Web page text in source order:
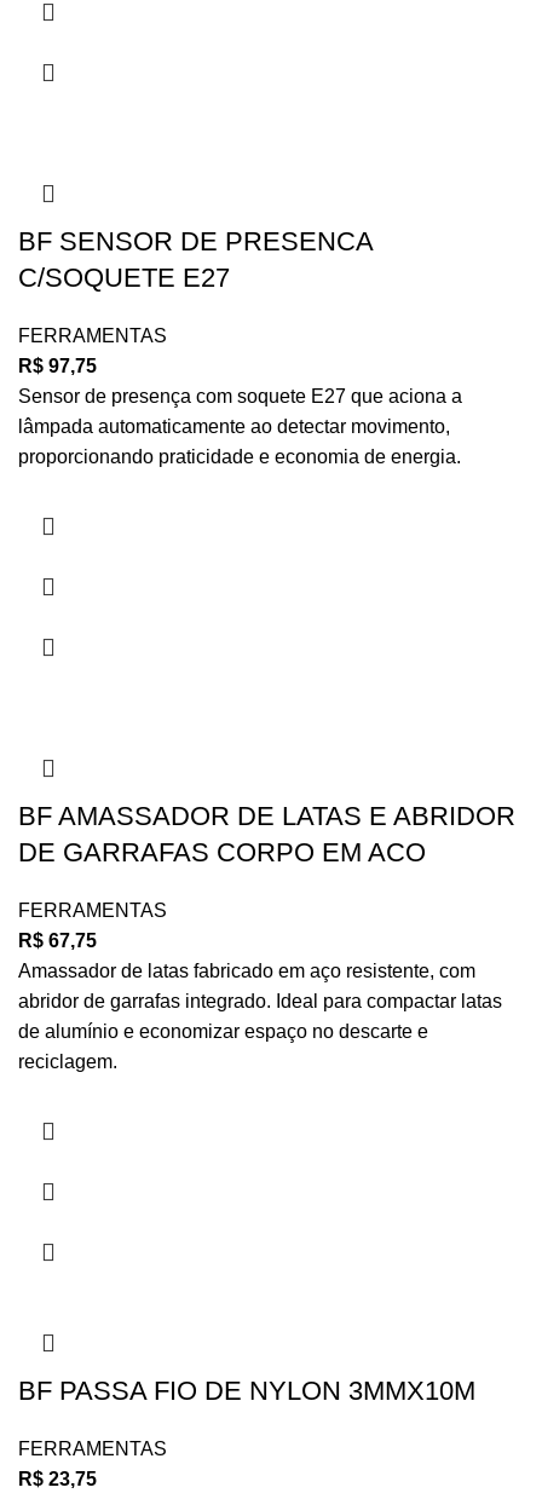
BF SENSOR DE PRESENCA
C/SOQUETE E27
FERRAMENTAS
R$ 97,75
Sensor de presença com soquete E27 que aciona a
lâmpada automaticamente ao detectar movimento,
proporcionando praticidade e economia de energia.
BF AMASSADOR DE LATAS E ABRIDOR
DE GARRAFAS CORPO EM ACO
FERRAMENTAS
R$ 67,75
Amassador de latas fabricado em aço resistente, com
abridor de garrafas integrado. Ideal para compactar latas
de alumínio e economizar espaço no descarte e
reciclagem.
BF PASSA FIO DE NYLON 3MMX10M
FERRAMENTAS
R$ 23,75